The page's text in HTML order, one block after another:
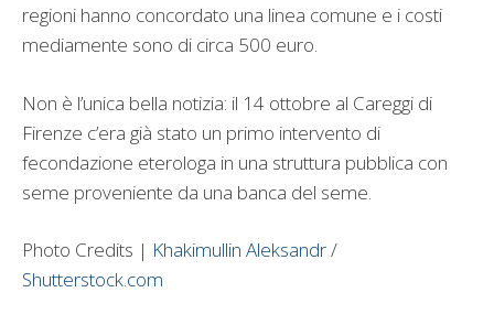
regioni hanno concordato una linea comune e i costi
mediamente sono di circa 500 euro.
Non è l’unica bella notizia: il 14 ottobre al Careggi di
Firenze c’era già stato un primo intervento di
fecondazione eterologa in una struttura pubblica con
seme proveniente da una banca del seme.
Photo Credits | Khakimullin Aleksandr/
Shutterstock.com